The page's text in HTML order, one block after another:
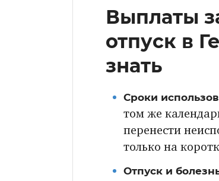
Выплаты
отпуск в
знать
Сроки
том же
перенести
только на
Отпуск и